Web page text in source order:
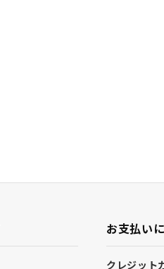
お支払い
クレジット